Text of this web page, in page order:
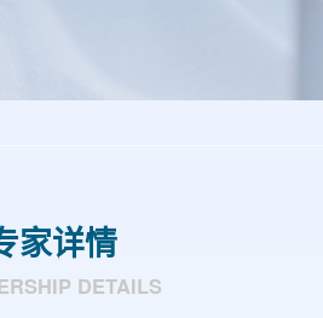
家详情
DETAILS